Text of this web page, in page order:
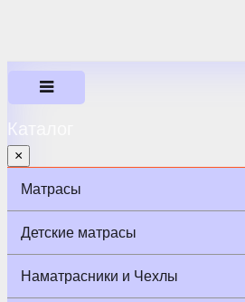
Каталог
×
Матрасы
Детские матрасы
Наматрасники и Чехлы